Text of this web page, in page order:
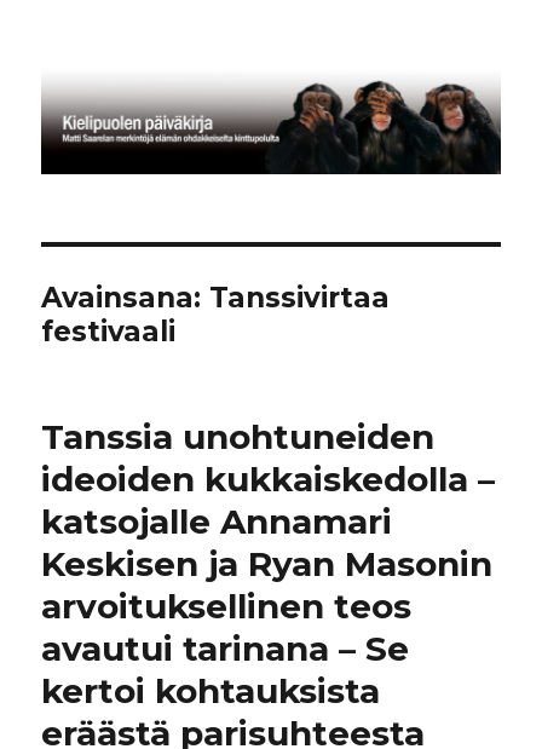
Avainsana: Tanssivirtaa
festivaali
Tanssia unohtuneiden
ideoiden kukkaiskedolla –
katsojalle Annamari
Keskisen ja Ryan Masonin
arvoituksellinen teos
avautui tarinana – Se
kertoi kohtauksista
eräästä parisuhteesta